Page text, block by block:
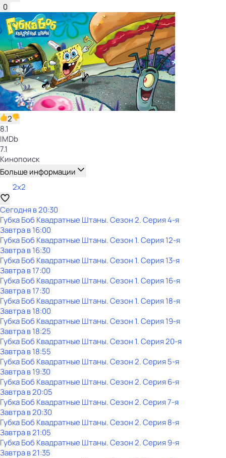
0
2
8.1
IMDb
7.1
Кинопоиск
Больше информации
2x2
Сегодня в 20:30
Губка Боб Квадратные Штаны. Сезон 2. Серия 4-я
Завтра в 16:00
Губка Боб Квадратные Штаны. Сезон 1. Серия 12-я
Завтра в 16:30
Губка Боб Квадратные Штаны. Сезон 1. Серия 13-я
Завтра в 17:00
Губка Боб Квадратные Штаны. Сезон 1. Серия 16-я
Завтра в 17:30
Губка Боб Квадратные Штаны. Сезон 1. Серия 18-я
Завтра в 18:00
Губка Боб Квадратные Штаны. Сезон 1. Серия 19-я
Завтра в 18:25
Губка Боб Квадратные Штаны. Сезон 1. Серия 20-я
Завтра в 18:55
Губка Боб Квадратные Штаны. Сезон 2. Серия 5-я
Завтра в 19:30
Губка Боб Квадратные Штаны. Сезон 2. Серия 6-я
Завтра в 20:05
Губка Боб Квадратные Штаны. Сезон 2. Серия 7-я
Завтра в 20:30
Губка Боб Квадратные Штаны. Сезон 2. Серия 8-я
Завтра в 21:05
Губка Боб Квадратные Штаны. Сезон 2. Серия 9-я
Завтра в 21:35